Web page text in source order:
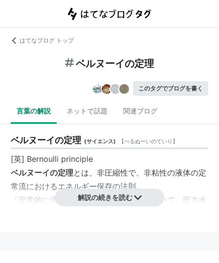
はてなブログ トップ
ベルヌーイの定理
このタグでブログを書く
言葉の解説 ネットで話題 関連ブログ
ベルヌーイの定理 (サイエンス) 【べるぬーいのていり 】
[英] Bernoulli principle
ベルヌーイの定理とは、非圧縮性で、非粘性の液体の定
常流におけるエネルギー保存の法則。
「定常的に流れている流体の任意の点において、圧力水
解説の続きを読む